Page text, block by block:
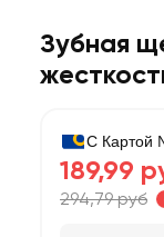
Зубная
С Картой
189,99
294,79 руб